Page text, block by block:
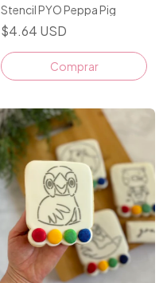
Stencil PYO Peppa Pig
$4.64 USD
Comprar